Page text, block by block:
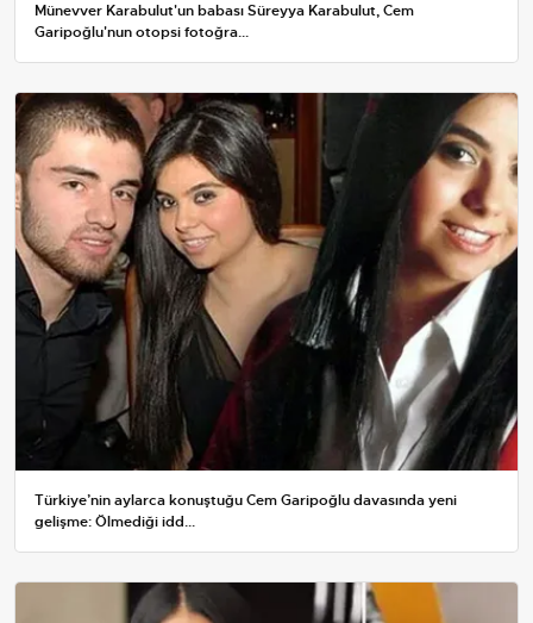
Münevver Karabulut'un babası Süreyya Karabulut, Cem
Garipoğlu'nun otopsi fotoğra...
Türkiye’nin aylarca konuştuğu Cem Garipoğlu davasında yeni
gelişme: Ölmediği idd...